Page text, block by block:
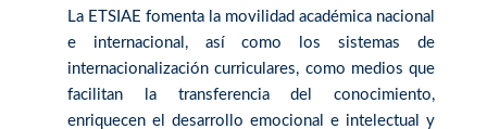
La ETSIAE fomenta la movilidad académica nacional
e internacional, así como los sistemas de
internacionalización curriculares, como medios que
facilitan la transferencia del conocimiento,
enriquecen el desarrollo emocional e intelectual y